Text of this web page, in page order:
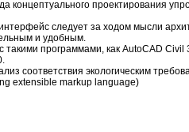
концептуального проектирования
следует за ходом мысли
и удобным.
такими программами, как AutoCAD
соответствия экологическим
extensible markup language)